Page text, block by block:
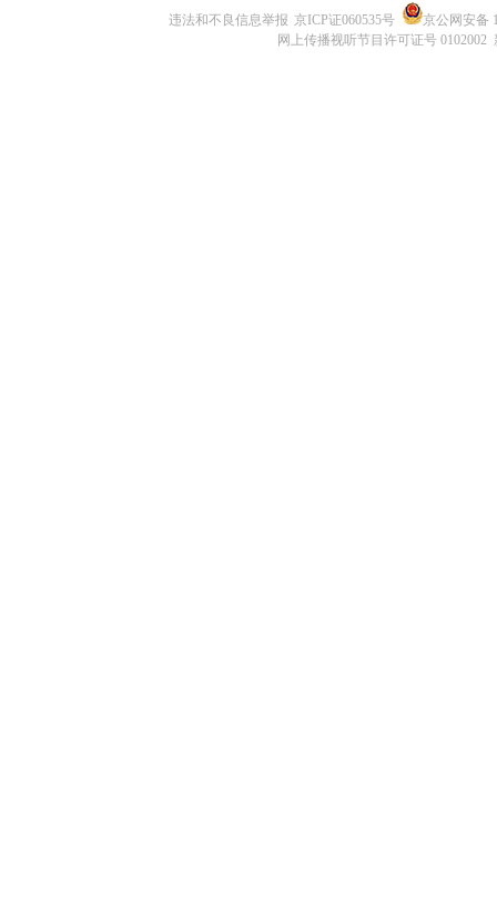
违法和不良信息举报 京ICP证060535号
京公网安备
网上传播视听节目许可证号 0102002